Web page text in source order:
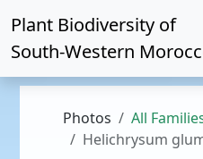
Plant Biodiversity of
South-Western
Photos All
Helichrysum